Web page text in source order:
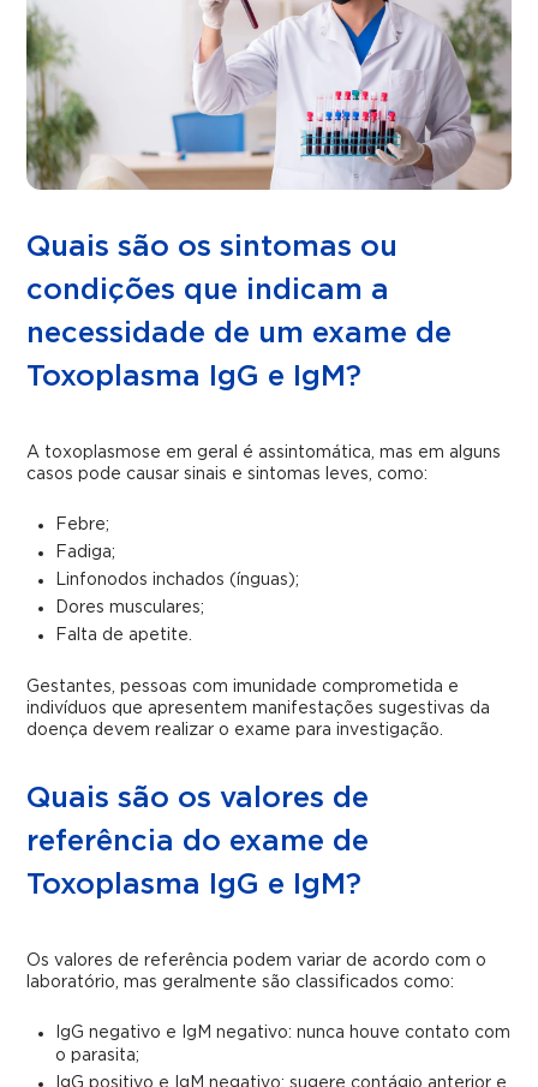
Quais são os sintomas ou
condições que indicam a
necessidade de um exame de
Toxoplasma IgG e IgM?
A toxoplasmose em geral é assintomática, mas em alguns
casos pode causar sinais e sintomas leves, como:
Febre;
Fadiga;
Linfonodos inchados (ínguas);
Dores musculares;
Falta de apetite.
Gestantes, pessoas com imunidade comprometida e
indivíduos que apresentem manifestações sugestivas da
doença devem realizar o exame para investigação.
Quais são os valores de
referência do exame de
Toxoplasma IgG e IgM?
Os valores de referência podem variar de acordo com o
laboratório, mas geralmente são classificados como:
IgG negativo e IgM negativo: nunca houve contato com
o parasita;
IgG positivo e IgM negativo: sugere contágio anterior e